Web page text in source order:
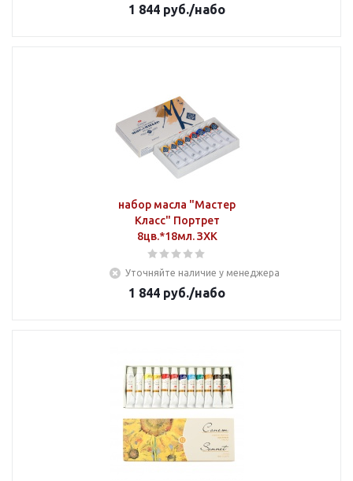
1 844 руб./набо
набор масла "Мастер
Класс" Портрет
8цв.*18мл. ЗХК
Уточняйте наличие у менеджера
1 844 руб./набо